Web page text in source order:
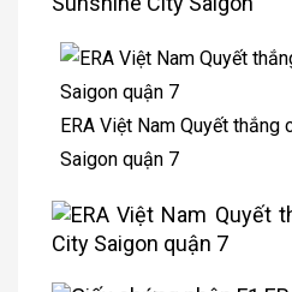
ERA Việt Nam Quyết thắng
Saigon quận 7